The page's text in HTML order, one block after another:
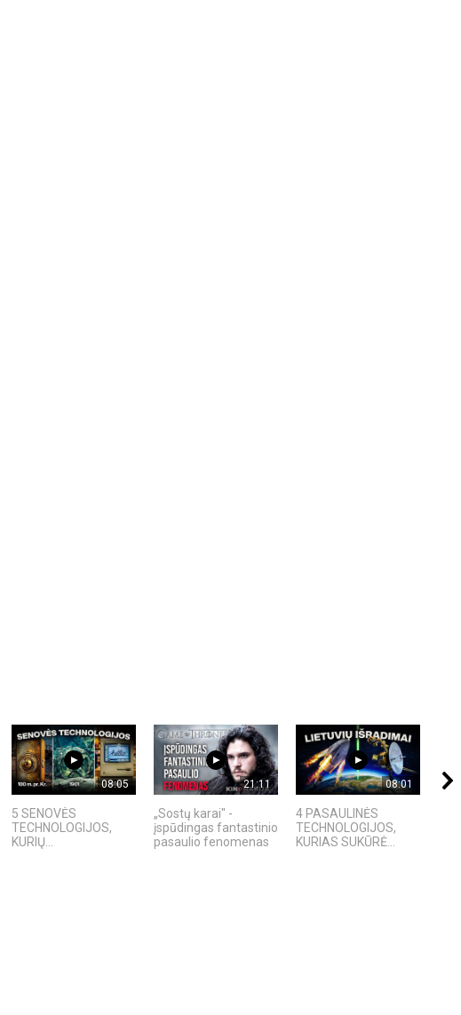
08:05
5 SENOVĖS
TECHNOLOGIJOS,
KURIŲ...
21:11
„Sostų karai" -
įspūdingas fantastinio
pasaulio fenomenas
08:01
4 PASAULINĖS
TECHNOLOGIJOS,
KURIAS SUKŪRĖ...